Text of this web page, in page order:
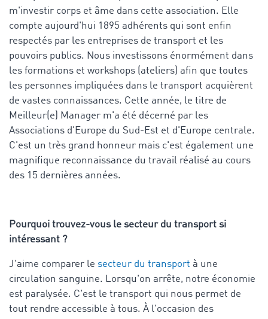
m'investir corps et âme dans cette association. Elle
compte aujourd'hui 1895 adhérents qui sont enfin
respectés par les entreprises de transport et les
pouvoirs publics. Nous investissons énormément dans
les formations et workshops (ateliers) afin que toutes
les personnes impliquées dans le transport acquièrent
de vastes connaissances. Cette année, le titre de
Meilleur(e) Manager m'a été décerné par les
Associations d'Europe du Sud-Est et d'Europe centrale.
C'est un très grand honneur mais c'est également une
magnifique reconnaissance du travail réalisé au cours
des 15 dernières années.
Pourquoi trouvez-vous le secteur du transport si
intéressant ?
J'aime comparer le secteur du transport à une
circulation sanguine. Lorsqu'on arrête, notre économie
est paralysée. C'est le transport qui nous permet de
tout rendre accessible à tous. À l'occasion des